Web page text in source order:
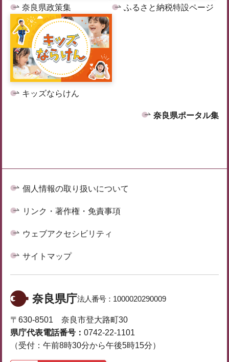
奈良県政策集 ふるさと納税特設ページ
キッズならけん
奈良県ポータル集
個人情報の取り扱いについて
リンク・著作権・免責事項
ウェブアクセシビリティ
サイトマップ
奈良県庁法人番号： 1000020290009
〒630-8501 奈良市登大路町30
県庁代表電話番号： 0742-22-1101
（受付：午前8時30分から午後5時15分）